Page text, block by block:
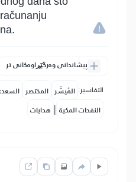
پیشاندانی وەرگێڕاوەکانی تر
التفاسير: المُيسَّر المختصر
النفحات المكية | هدايات